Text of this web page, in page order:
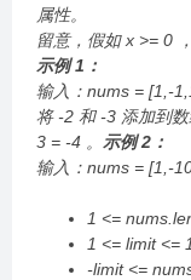
属性。
留意，假如 x >= 0
示例 1：
输入：nums = [1,-
将 -2 和 -3 添加到
3 = -4 。 示例 2：
输入：nums = [1,-
1 <=
1 <= limit <=
-limit <=